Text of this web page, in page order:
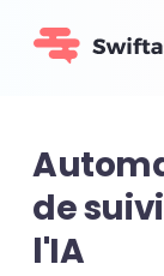
de
l'IA